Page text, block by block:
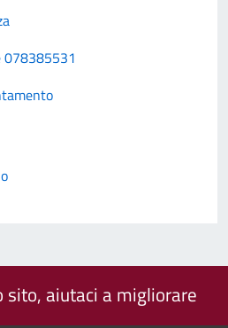
078385531
sito, aiutaci a migliorare